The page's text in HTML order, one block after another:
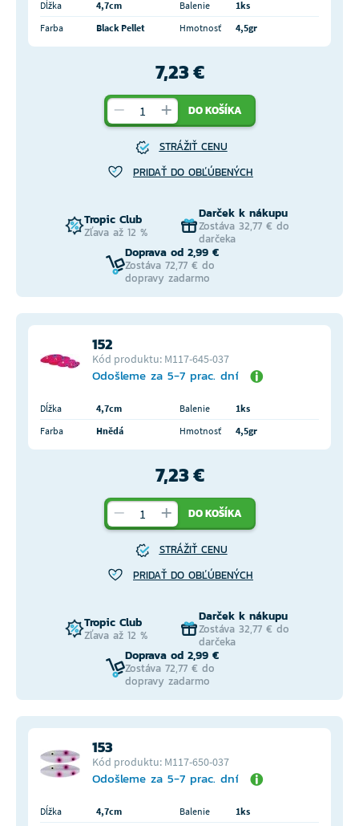
Dĺžka 4,7cm Balenie
1ks
Farba
Black Pellet Hmotnosť 4,5gr
7,23 €
DO KOŠÍKA
STRÁŽIŤ CENU
PRIDAŤ DO OBĽÚBENÝCH
Tropic Club
Zľava až 12 %
Darček k nákupu
Zostáva 32,77 € do
darčeka
Doprava od 2,99 €
Zostáva 72,77 € do
dopravy zadarmo
152
Kód produktu: M117-645-037
Odošleme za 5-7 prac. dní
Dĺžka 4,7cm Balenie
1ks
Farba
Hnědá Hmotnosť 4,5gr
7,23 €
DO KOŠÍKA
STRÁŽIŤ CENU
PRIDAŤ DO OBĽÚBENÝCH
Tropic Club
Zľava až 12 %
Darček k nákupu
Zostáva 32,77 € do
darčeka
Doprava od 2,99 €
Zostáva 72,77 € do
dopravy zadarmo
153
Kód produktu: M117-650-037
Odošleme za 5-7 prac. dní
Dĺžka 4,7cm Balenie
1ks